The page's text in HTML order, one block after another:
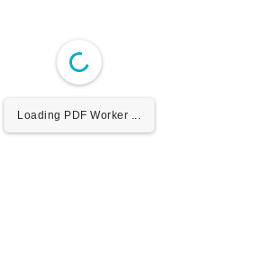
Loading PDF Worker ...